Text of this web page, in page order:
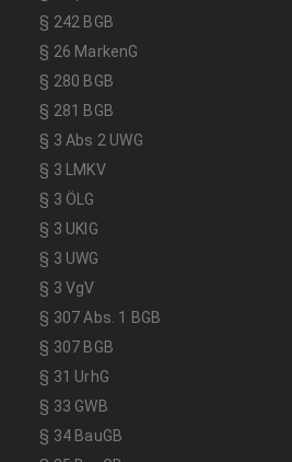
§ 242 BGB
§ 26 MarkenG
§ 280 BGB
§ 281 BGB
§ 3 Abs 2 UWG
§ 3 LMKV
§ 3 ÖLG
§ 3 UKlG
§ 3 UWG
§ 3 VgV
§ 307 Abs. 1 BGB
§ 307 BGB
§ 31 UrhG
§ 33 GWB
§ 34 BauGB